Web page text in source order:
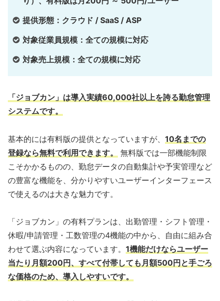
提供形態：クラウド / SaaS / ASP
対象従業員規模：全ての規模に対応
対象売上規模：全ての規模に対応
「ジョブカン」は導入実績60,000社以上を誇る勤怠管理
システムです。
基本的には有料版の提供となっていますが、 10名までの
登録なら無料で利用できます。
無料版では一部機能制限
こそかかるものの、勤怠データの自動集計や予実管理など
の豊富な機能を、分かりやすいユーザーインターフェース
で使えるのは大きな魅力です。
「ジョブカン」の有料プランは、出勤管理・シフト管理・
休暇/申請管理・工数管理の4機能の中から、自由に組み合
わせて選ぶ内容になっています。 1機能だけならユーザー
当たり月額200円、すべて付帯しても月額500円と手ごろ
な価格のため、導入しやすいです。